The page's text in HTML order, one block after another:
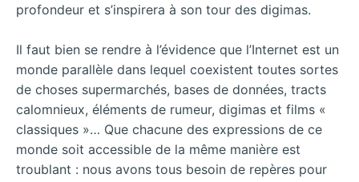
profondeur et s’inspirera à son tour des digimas.
Il faut bien se rendre à l’évidence que l’Internet est un
monde parallèle dans lequel coexistent toutes sortes
de choses supermarchés, bases de données, tracts
calomnieux, éléments de rumeur, digimas et films «
classiques »… Que chacune des expressions de ce
monde soit accessible de la même manière est
troublant : nous avons tous besoin de repères pour